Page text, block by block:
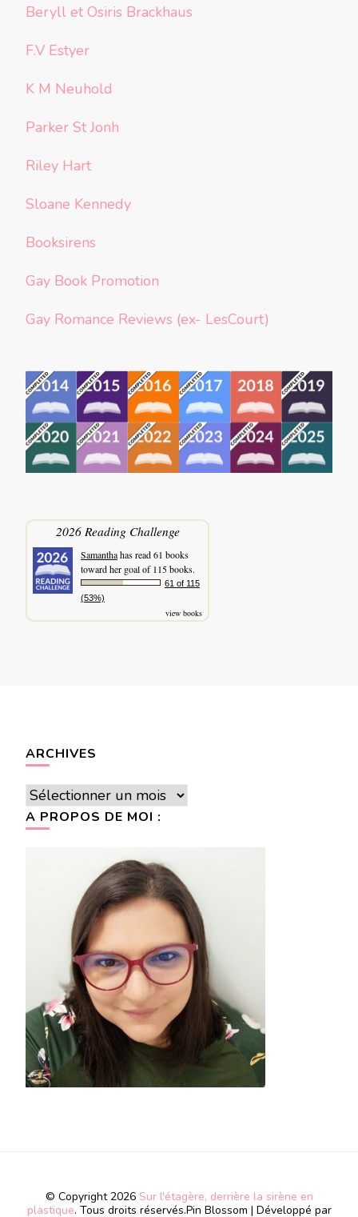
Beryll et Osiris Brackhaus
F.V Estyer
K M Neuhold
Parker St Jonh
Riley Hart
Sloane Kennedy
Booksirens
Gay Book Promotion
Gay Romance Reviews (ex- LesCourt)
2026 Reading Challenge
Samanthahas read 61 books
toward her goal of 115 books.
61 of 115
(53%)
view books
ARCHIVES
Archives
A PROPOS DE MOI :
© Copyright 2026 Sur l'étagère, derrière la sirène en
plastique. Tous droits réservés.Pin Blossom | Développé par